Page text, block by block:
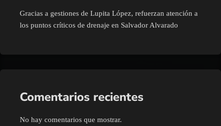
Gracias a gestiones de Lupita López, refuerzan atención a
los puntos críticos de drenaje en Salvador Alvarado
Comentarios recientes
No hay comentarios que mostrar.